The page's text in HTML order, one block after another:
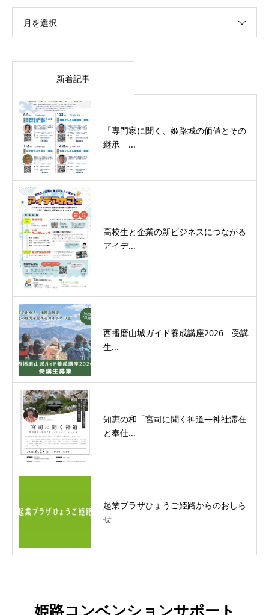
月を選択
新着記事
「専門家に聞く、姫路城の価値とその
継承 ...
高校生と企業の新ビジネスにつながる
アイデ...
西播磨山城ガイド養成講座2026 受講
生...
知恵の和「宮司に聞く神道―神社滞在
と奉仕...
起業プラザひょうご姫路からのおしら
せ
姫路コンベンションサポート